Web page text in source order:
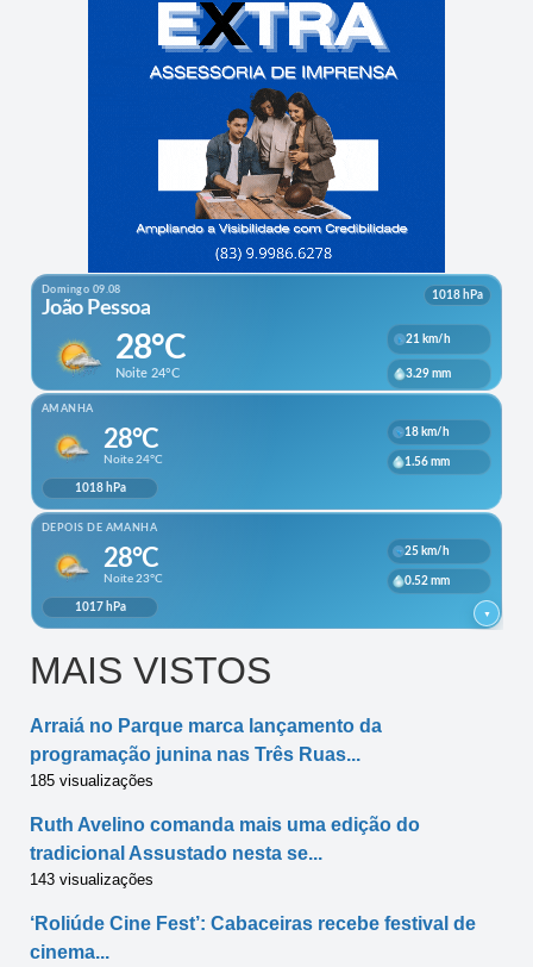
MAIS VISTOS
Arraiá no Parque marca lançamento da
programação junina nas Três Ruas...
185 visualizações
Ruth Avelino comanda mais uma edição do
tradicional Assustado nesta se...
143 visualizações
‘Roliúde Cine Fest’: Cabaceiras recebe festival de
cinema...